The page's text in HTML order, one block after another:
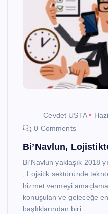
Cevdet USTA
0 Comments
Bi’Navlun,
Bi’Navlun yaklaşık 2018
, Lojsitik sektöründe
hizmet vermeyi
konuşulan ve geleceğe
başlıklarından biri…